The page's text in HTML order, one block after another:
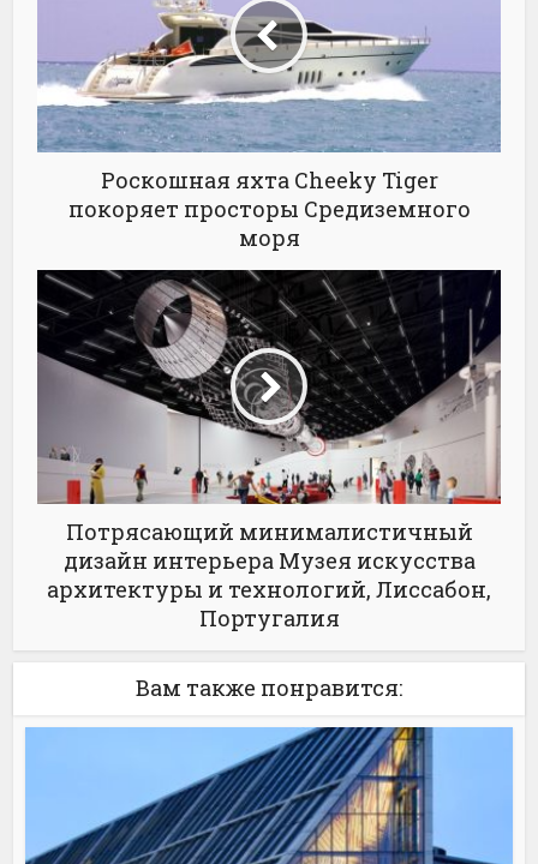
Роскошная яхта Cheeky Tiger
покоряет просторы Средиземного
моря
Потрясающий минималистичный
дизайн интерьера Музея искусства
архитектуры и технологий, Лиссабон,
Португалия
Вам также понравится: